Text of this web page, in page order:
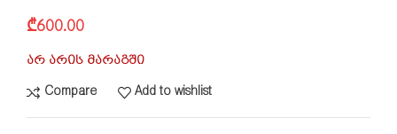
₾600.00
არ არის მარაგში
Compare Add to wishlist